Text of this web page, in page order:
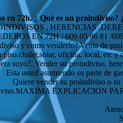
en 72h. ¿ Qué es un
, HERENCIAS
EN 72H / 609 05 96 81 /
y como venderlo? Venta de
piso,chalet,solar, oficina, local, etc
suyo?. Vender su proindiviso,
Esta usted asumiendo su parte de
Quiere vender su proindiviso o su
EXPLICACION